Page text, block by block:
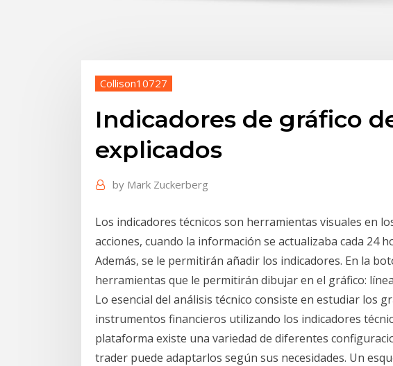
Collison10727
Indicadores de gráfico
explicados
by Mark Zuckerberg
Los indicadores técnicos son herramientas visuales en
acciones, cuando la información se actualizaba cada 24
Además, se le permitirán añadir los indicadores. En la
herramientas que le permitirán dibujar en el gráfico:
Lo esencial del análisis técnico consiste en estudiar los
instrumentos financieros utilizando los indicadores
plataforma existe una variedad de diferentes
trader puede adaptarlos según sus necesidades. Un